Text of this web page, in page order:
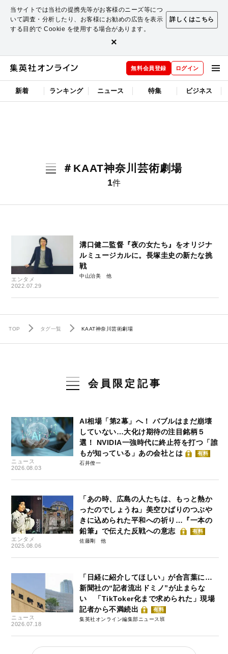
当サイトでは当社の提携先等がお客様のニーズ等につ
いて調査・分析したり、お客様にお勧めの広告を表示
する目的で Cookie を使用する場合があります。
詳しくはこちら
×
無料会員登録 ログイン
新着 ランキング ニュース 特集 ビジネス
＃KAAT神奈川芸術劇場
1件
エンタメ
2022.07.29
溝口健二監督『夜の女たち』をオリジナ
ルミュージカルに。長塚圭史の新たな挑
戦
中山治美
TOP タグ一覧 KAAT神奈川芸術劇場
会員限定記事
ニュース
2026.08.03
AI相場「第2幕」へ！ バブルはまだ崩壊
していない…大化け期待の注目銘柄５
選！ NVIDIA一強時代に終止符を打つ「誰
もが知っている」あの会社とは
有料
石井僚一
エンタメ
2025.08.06
「あの時、広島の人たちは、もっと熱か
ったのでしょうね」美空ひばりのつぶや
きに込められた平和への祈り…『一本の
鉛筆』で伝えた反戦への意志
有料
佐藤剛
ニュース
2026.07.18
「日経に紹介してほしい」が合言葉に…
新聞社の“記者流出ドミノ”が止まらな
い 「TikToker化まで求められた」現場
記者から不満続出
有料
集英社オンライン編集部ニュース班